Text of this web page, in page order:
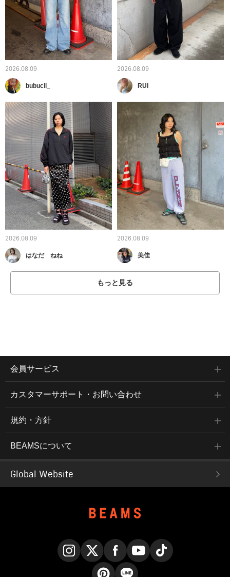
2026.08.09
bubucii_
2026.08.09
RUI
2026.08.09
はなだ ねね
2026.08.09
美佳
もっと見る
会員サービス
カスタマーサポート・お問い合わせ
規約・方針
BEAMSについて
Global Website